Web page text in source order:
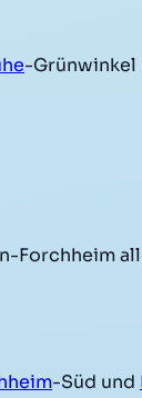
-Grünwinkel
Forchheim
-Süd und